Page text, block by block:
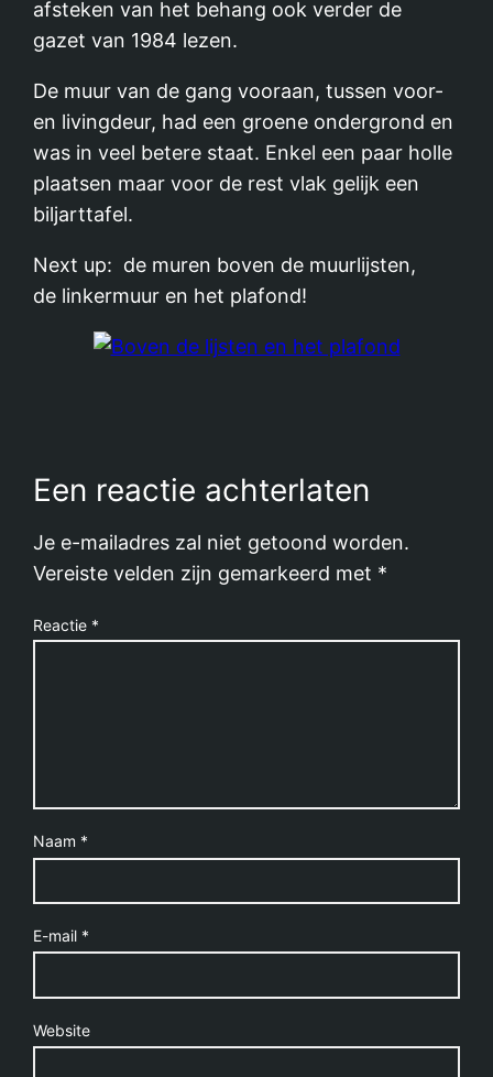
afsteken van het behang ook verder de
gazet van 1984 lezen.
De muur van de gang vooraan, tussen voor-
en livingdeur, had een groene ondergrond en
was in veel betere staat. Enkel een paar holle
plaatsen maar voor de rest vlak gelijk een
biljarttafel.
Next up: de muren boven de muurlijsten,
de linkermuur en het plafond!
Een reactie achterlaten
Je e-mailadres zal niet getoond worden.
Vereiste velden zijn gemarkeerd met *
Reactie *
Naam *
E-mail *
Website